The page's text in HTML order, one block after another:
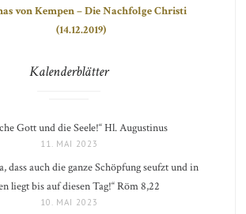
von Kempen – Die Nachfolge Christi
(14.12.2019)
Kalenderblätter
Gott und die Seele!“ Hl. Augustinus
11. MAI 2023
dass auch die ganze Schöpfung seufzt und in
liegt bis auf diesen Tag!“ Röm 8,22
10. MAI 2023